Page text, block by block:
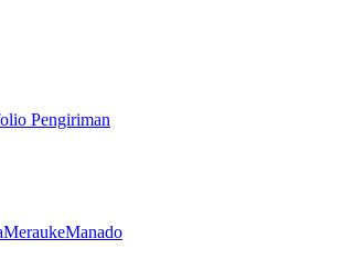
Pengiriman
MeraukeManado